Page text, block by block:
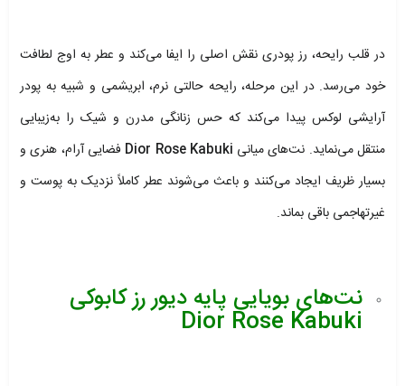
در قلب رایحه، رز پودری نقش اصلی را ایفا می‌کند و عطر به اوج لطافت
خود می‌رسد. در این مرحله، رایحه حالتی نرم، ابریشمی و شبیه به پودر
آرایشی لوکس پیدا می‌کند که حس زنانگی مدرن و شیک را به‌زیبایی
منتقل می‌نماید. نت‌های میانی Dior Rose Kabuki فضایی آرام، هنری و
بسیار ظریف ایجاد می‌کنند و باعث می‌شوند عطر کاملاً نزدیک به پوست و
غیرتهاجمی باقی بماند.
نت‌های بویایی پایه دیور رز کابوکی
Dior Rose Kabuki